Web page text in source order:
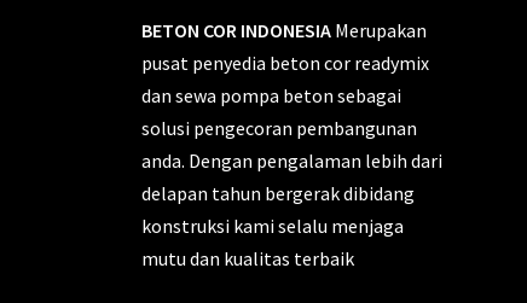
BETON COR INDONESIA Merupakan
pusat penyedia beton cor readymix
dan sewa pompa beton sebagai
solusi pengecoran pembangunan
anda. Dengan pengalaman lebih dari
delapan tahun bergerak dibidang
konstruksi kami selalu menjaga
mutu dan kualitas terbaik